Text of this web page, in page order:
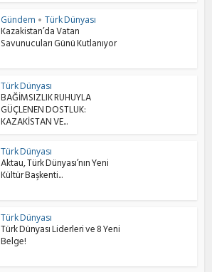
Gündem • Türk Dünyası
Kazakistan’da Vatan
Savunucuları Günü Kutlanıyor
Türk Dünyası
BAĞİMSIZLIK RUHUYLA
GÜÇLENEN DOSTLUK:
KAZAKİSTAN VE...
Türk Dünyası
Aktau, Türk Dünyası’nın Yeni
Kültür Başkenti...
Türk Dünyası
Türk Dünyası Liderleri ve 8 Yeni
Belge!